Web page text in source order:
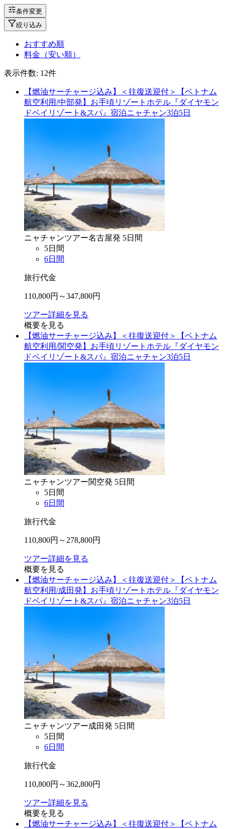
条件変更
絞り込み
おすすめ順
料金（安い順）
表示件数: 12件
【燃油サーチャージ込み】＜往復送迎付＞【ベトナム
航空利用/中部発】お手頃リゾートホテル『ダイヤモン
ドベイリゾート&スパ』宿泊ニャチャン3泊5日
ニャチャンツアー名古屋発 5日間
5日間
6日間
旅行代金
110,800円～347,800円
ツアー詳細を見る
概要を見る
【燃油サーチャージ込み】＜往復送迎付＞【ベトナム
航空利用/関空発】お手頃リゾートホテル『ダイヤモン
ドベイリゾート&スパ』宿泊ニャチャン3泊5日
ニャチャンツアー関空発 5日間
5日間
6日間
旅行代金
110,800円～ 278,800円
ツアー詳細を見る
概要を見る
【燃油サーチャージ込み】＜往復送迎付＞【ベトナム
航空利用/成田発】お手頃リゾートホテル『ダイヤモン
ドベイリゾート&スパ』宿泊ニャチャン3泊5日
ニャチャンツアー成田発 5日間
5日間
6日間
旅行代金
110,800円～362,800円
ツアー詳細を見る
概要を見る
【燃油サーチャージ込み】＜往復送迎付＞【ベトナム